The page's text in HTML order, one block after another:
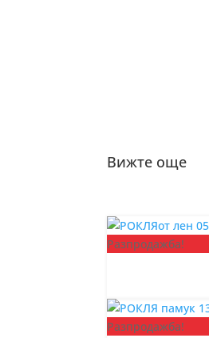
Вижте още
Разпродажба!
Разпродажба!